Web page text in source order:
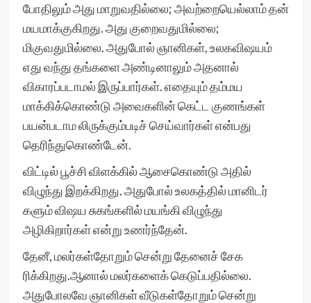
போதிலும் அது மாறுவதில்லை; அவற்றையெல்லாம் தன்
மயமாக்குகிறது. அது குறைவதுமில்லை;
மிகுவதுமில்லை. அதுபோல் ஞானிகள், உலகவிஷயம்
எது வந்து தங்களை அண்டினாலும் அதனால்
விகாரப்படாமல் இருப்பார்கள். எதையும் தம்மய
மாக்கிக்கொண்டு அவைகளின் கெட்ட குணங்கள்
பயன்படாம லிருக்கும்படிச் செய்வார்கள் என்பது
தெரிந்துகொண்டேன்.
விட்டில் பூச்சி விளக்கில் ஆசைகொண்டு அதில்
விழுந்து இறக்கிறது. அதுபோல் உலகத்தில் மானிடர்
களும் விஷய சுகங்களில் மயங்கி விழுந்து
அழிகிறார்கள் என்று உணர்ந்தேன்.
தேனீ, மலர்கள்தோறும் சென்று தேனைச் சேக
ரிக்கிறது.ஆனால் மலர்களைக் கெடுப்பதில்லை.
அதுபோலவே ஞானிகள் வீடுகள்தோறும் சென்று